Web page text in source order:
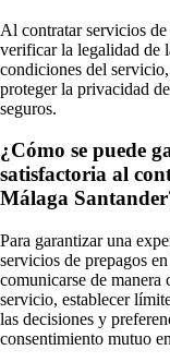
Al contratar servicios
verificar la legalidad de
condiciones del
proteger la privacidad
seguros.
¿Cómo se puede
satisfactoria al
Málaga
Para garantizar una
servicios de prepagos
comunicarse de manera
servicio, establecer
las decisiones y
consentimiento mutuo